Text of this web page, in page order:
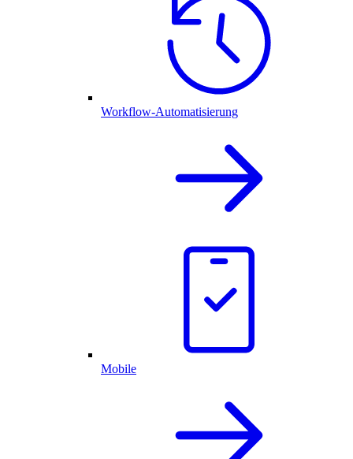
Workflow-Automatisierung
Mobile